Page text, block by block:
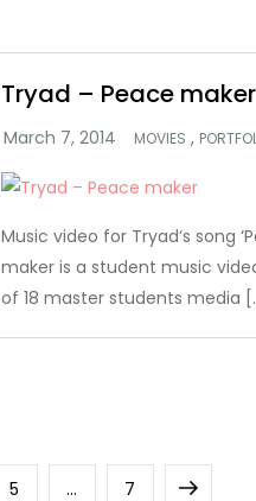
Tryad – Peace maker
MOVIES ,
Music video for Tryad‘s song
maker is a student music
of 18 master students media
Page
5 … Page
7 Next